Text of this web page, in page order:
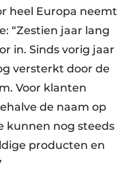
heel Europa neemt
“Zestien jaar lang
in. Sinds vorig jaar
versterkt door de
Voor klanten
de naam op
kunnen nog steeds
producten en